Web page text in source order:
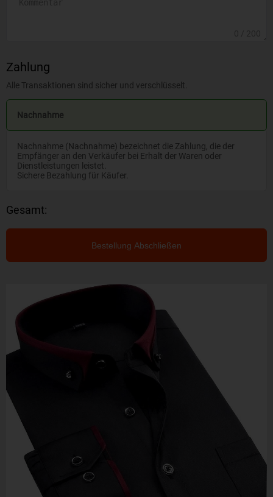
Zahlung
Alle Transaktionen sind sicher und verschlüsselt.
Nachnahme
Nachnahme (Nachnahme) bezeichnet die Zahlung, die der
Empfänger an den Verkäufer bei Erhalt der Waren oder
Dienstleistungen leistet.
Sichere Bezahlung für Käufer.
Gesamt:
Bestellung Abschließen